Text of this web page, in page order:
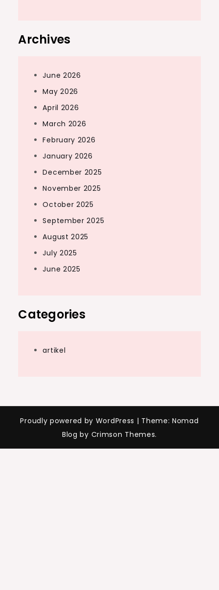
Archives
June 2026
May 2026
April 2026
March 2026
February 2026
January 2026
December 2025
November 2025
October 2025
September 2025
August 2025
July 2025
June 2025
Categories
artikel
Proudly powered by WordPress | Theme: Nomad
Blog by Crimson Themes.